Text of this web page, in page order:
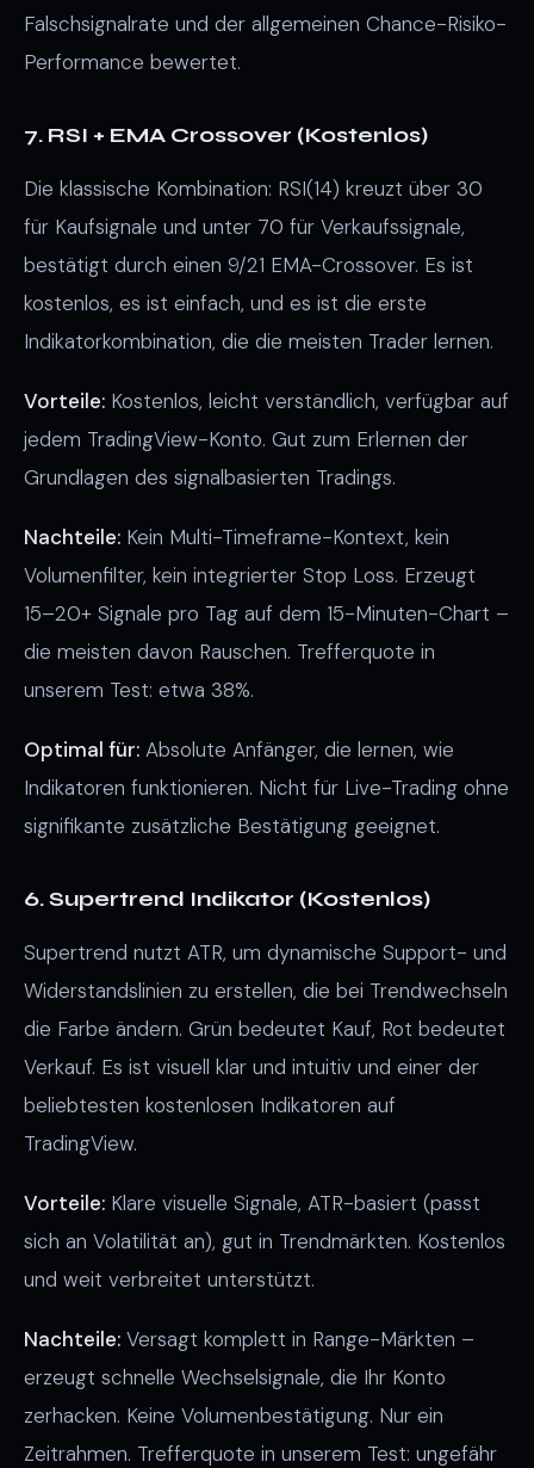
Falschsignalrate und der allgemeinen Chance-Risiko-
Performance bewertet.
7. RSI + EMA Crossover (Kostenlos)
Die klassische Kombination: RSI(14) kreuzt über 30
für Kaufsignale und unter 70 für Verkaufssignale,
bestätigt durch einen 9/21 EMA-Crossover. Es ist
kostenlos, es ist einfach, und es ist die erste
Indikatorkombination, die die meisten Trader lernen.
Vorteile: Kostenlos, leicht verständlich, verfügbar auf
jedem TradingView-Konto. Gut zum Erlernen der
Grundlagen des signalbasierten Tradings.
Nachteile: Kein Multi-Timeframe-Kontext, kein
Volumenfilter, kein integrierter Stop Loss. Erzeugt
15–20+ Signale pro Tag auf dem 15-Minuten-Chart –
die meisten davon Rauschen. Trefferquote in
unserem Test: etwa 38%.
Optimal für: Absolute Anfänger, die lernen, wie
Indikatoren funktionieren. Nicht für Live-Trading ohne
signifikante zusätzliche Bestätigung geeignet.
6. Supertrend Indikator (Kostenlos)
Supertrend nutzt ATR, um dynamische Support- und
Widerstandslinien zu erstellen, die bei Trendwechseln
die Farbe ändern. Grün bedeutet Kauf, Rot bedeutet
Verkauf. Es ist visuell klar und intuitiv und einer der
beliebtesten kostenlosen Indikatoren auf
TradingView.
Vorteile: Klare visuelle Signale, ATR-basiert (passt
sich an Volatilität an), gut in Trendmärkten. Kostenlos
und weit verbreitet unterstützt.
Nachteile: Versagt komplett in Range-Märkten –
erzeugt schnelle Wechselsignale, die Ihr Konto
zerhacken. Keine Volumenbestätigung. Nur ein
Zeitrahmen. Trefferquote in unserem Test: ungefähr